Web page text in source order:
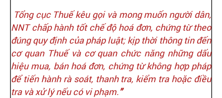
Tổng cục Thuế kêu gọi và mong muốn người dân,
NNT chấp hành tốt chế độ hoá đơn, chứng từ theo
đúng quy định của pháp luật; kịp thời thông tin đến
cơ quan Thuế và cơ quan chức năng những dấu
hiệu mua, bán hoá đơn, chứng từ không hợp pháp
để tiến hành rà soát, thanh tra, kiểm tra hoặc điều
tra và xử lý nếu có vi phạm.”